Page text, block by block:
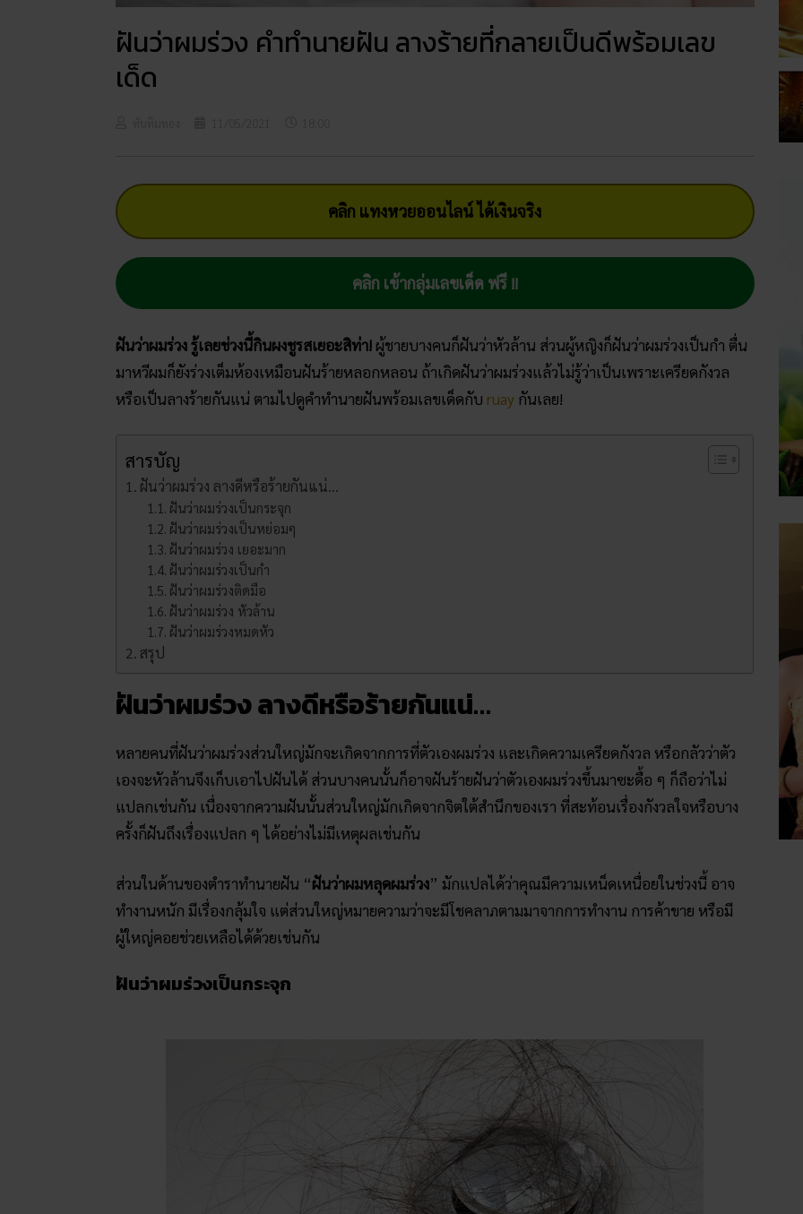
ฝันว่าผมร่วง คำทำนายฝัน ลางร้ายที่กลายเป็นดีพร้อมเลข
เด็ด
คลิก แทงหวยออนไลน์ ได้เงินจริง
คลิก เข้ากลุ่มเลขเด็ด ฟรี !!
ฝันว่าผมร่วง รู้เลยช่วงนี้กินผงชูรสเยอะสิท่า! ผู้ชายบางคนก็ฝันว่าหัวล้าน ส่วนผู้หญิงก็ฝันว่าผมร่วงเป็นกำ ตื่น
มาหวีผมก็ยังร่วงเต็มห้องเหมือนฝันร้ายหลอกหลอน ถ้าเกิดฝันว่าผมร่วงแล้วไม่รู้ว่าเป็นเพราะเครียดกังวล
หรือเป็นลางร้ายกันแน่ ตามไปดูคำทำนายฝันพร้อมเลขเด็ดกับ ruay กันเลย!
สารบัญ
ฝันว่าผมร่วง ลางดีหรือร้ายกันแน่…
ฝันว่าผมร่วงเป็นกระจุก
ฝันว่าผมร่วงเป็นหย่อมๆ
ฝันว่าผมร่วง เยอะมาก
ฝันว่าผมร่วงเป็นกํา
ฝันว่าผมร่วงติดมือ
ฝันว่าผมร่วง หัวล้าน
ฝันว่าผมร่วงหมดหัว
สรุป
ฝันว่าผมร่วง ลางดีหรือร้ายกันแน่…
หลายคนที่ฝันว่าผมร่วงส่วนใหญ่มักจะเกิดจากการที่ตัวเองผมร่วง และเกิดความเครียดกังวล หรือกลัวว่าตัว
เองจะหัวล้านจึงเก็บเอาไปฝันได้ ส่วนบางคนนั้นก็อาจฝันร้ายฝันว่าตัวเองผมร่วงขึ้นมาซะดื้อ ๆ ก็ถือว่าไม่
แปลกเช่นกัน เนื่องจากความฝันนั้นส่วนใหญ่มักเกิดจากจิตใต้สำนึกของเรา ที่สะท้อนเรื่องกังวลใจหรือบาง
ครั้งก็ฝันถึงเรื่องแปลก ๆ ได้อย่างไม่มีเหตุผลเช่นกัน
ส่วนในด้านของตำราทำนายฝัน “ฝันว่าผมหลุดผมร่วง” มักแปลได้ว่าคุณมีความเหน็ดเหนื่อยในช่วงนี้ อาจ
ทำงานหนัก มีเรื่องกลุ้มใจ แต่ส่วนใหญ่หมายความว่าจะมีโชคลาภตามมาจากการทำงาน การค้าขาย หรือมี
ผู้ใหญ่คอยช่วยเหลือได้ด้วยเช่นกัน
ฝันว่าผมร่วงเป็นกระจุก